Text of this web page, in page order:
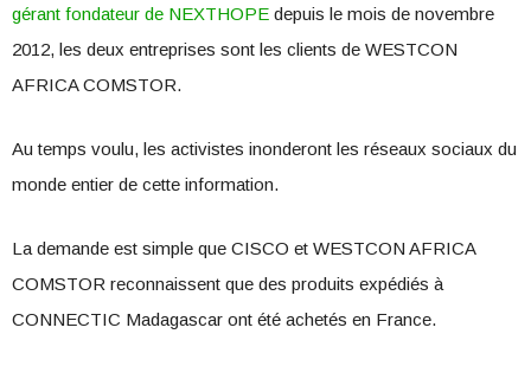
gérant fondateur de NEXTHOPE depuis le mois de novembre
2012, les deux entreprises sont les clients de WESTCON
AFRICA COMSTOR.
Au temps voulu, les activistes inonderont les réseaux sociaux du
monde entier de cette information.
La demande est simple que CISCO et WESTCON AFRICA
COMSTOR reconnaissent que des produits expédiés à
CONNECTIC Madagascar ont été achetés en France.